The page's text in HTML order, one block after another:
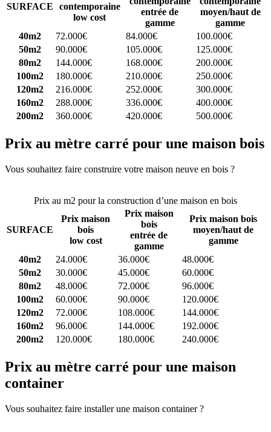
SURFACE
contemporaine
low cost
entrée de
gamme
moyen/haut de
gamme
40m2
72.000€ 84.000€
100.000€
50m2
90.000€ 105.000€
125.000€
80m2
144.000€ 168.000€
200.000€
100m2
180.000€ 210.000€
250.000€
120m2
216.000€ 252.000€
300.000€
160m2
288.000€ 336.000€
400.000€
200m2
360.000€ 420.000€ 500.000€
Prix au mètre carré pour une maison bois
Vous souhaitez faire construire votre maison neuve en bois ?
Prix au m2 pour la construction d’une maison en bois
SURFACE
Prix maison
bois
low cost
Prix maison
bois
entrée de
gamme
Prix maison bois
moyen/haut de
gamme
40m2
24.000€ 36.000€
48.000€
50m2
30.000€ 45.000€
60.000€
80m2
48.000€ 72.000€
96.000€
100m2
60.000€ 90.000€
120.000€
120m2
72.000€ 108.000€
144.000€
160m2
96.000€ 144.000€
192.000€
200m2
120.000€ 180.000€ 240.000€
Prix au mètre carré pour une maison
container
Vous souhaitez faire installer une maison container ?